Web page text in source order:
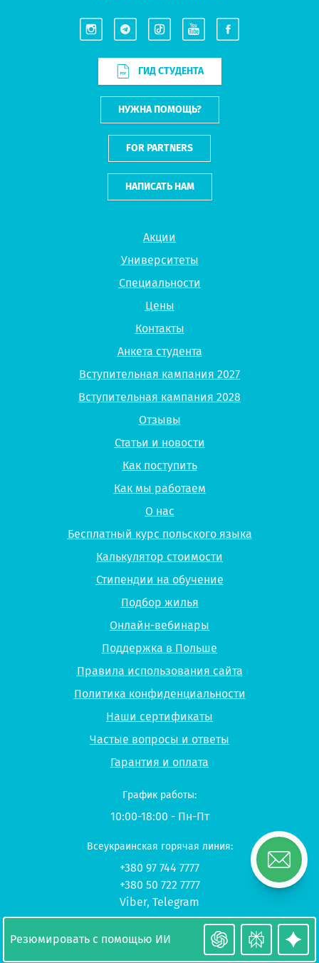
Акции
Университеты
Специальности
Цены
Контакты
Анкета студента
Вступительная кампания 2027
Вступительная кампания 2028
Отзывы
Статьи и новости
Как поступить
Как мы работаем
О нас
Бесплатный курс польского языка
Калькулятор стоимости
Стипендии на обучение
Подбор жилья
Онлайн-вебинары
Поддержка в Польше
Правила использования сайта
Политика конфиденциальности
Наши сертификаты
Частые вопросы и ответы
Гарантия и оплата
ГИД СТУДЕНТА
НУЖНА ПОМОЩЬ?
FOR PARTNERS
НАПИСАТЬ НАМ
© 2026 UP-STUDY «Учеба в Польше»
График работы:
10:00-18:00 - Пн-Пт
Всеукраинская горячая линия:
+380 97 744 7777
+380 50 722 7777
Viber, Telegram
Резюмировать с помощью ИИ